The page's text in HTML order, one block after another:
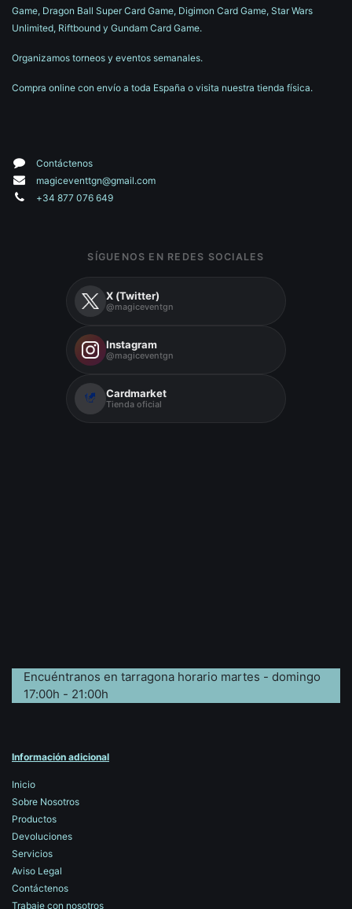
Game, Dragon Ball Super Card Game, Digimon Card Game, Star Wars
Unlimited, Riftbound y Gundam Card Game.
Organizamos torneos y eventos semanales.
Compra online con envío a toda España o visita nuestra tienda física.
Contáctenos
magiceventtgn@gmail.com
+34 877 076 649
SÍGUENOS EN REDES SOCIALES
X (Twitter)
@magiceventgn
Instagram
@magiceventgn
Cardmarket
Tienda oficial
Encuéntranos en tarragona horario martes - domingo
17:00h - 21:00h
Información adicional
Inicio
Sobre Nosotros
Productos
Devoluciones
Servicios
Aviso Legal
Contáctenos
Trabaje con nosotros